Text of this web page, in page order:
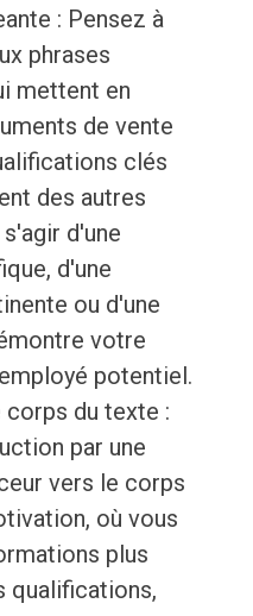
: Pensez à
phrases
mettent en
de vente
clés
des autres
d'une
d'une
ou d'une
votre
potentiel.
du texte :
par une
vers le corps
où vous
plus
qualifications,